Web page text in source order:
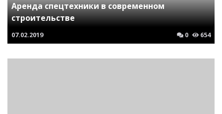
Аренда спецтехники в современном
строительстве
07.02.2019 0 654